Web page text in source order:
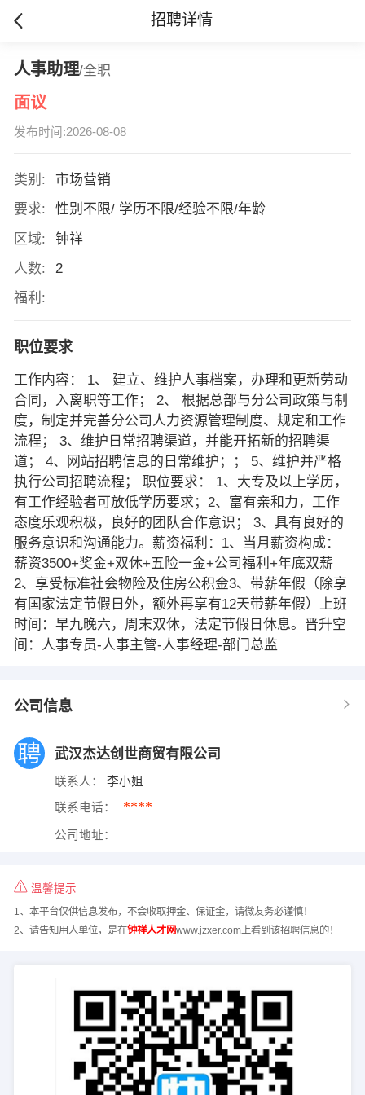
招聘详情
人事助理/全职
面议
发布时间:2026-08-08
类别:
市场营销
要求:
性别不限/ 学历不限/经验不限/年龄
区域:
钟祥
人数:
2
福利:
职位要求
工作内容： 1、 建立、维护人事档案，办理和更新劳动
合同，入离职等工作； 2、 根据总部与分公司政策与制
度，制定并完善分公司人力资源管理制度、规定和工作
流程； 3、维护日常招聘渠道，并能开拓新的招聘渠
道； 4、网站招聘信息的日常维护；； 5、维护并严格
执行公司招聘流程； 职位要求： 1、大专及以上学历，
有工作经验者可放低学历要求；2、富有亲和力，工作
态度乐观积极，良好的团队合作意识； 3、具有良好的
服务意识和沟通能力。薪资福利：1、当月薪资构成：
薪资3500+奖金+双休+五险一金+公司福利+年底双薪
2、享受标准社会物险及住房公积金3、带薪年假（除享
有国家法定节假日外，额外再享有12天带薪年假）上班
时间：早九晚六，周末双休，法定节假日休息。晋升空
间：人事专员-人事主管-人事经理-部门总监
公司信息
武汉杰达创世商贸有限公司
联系人： 李小姐
联系电话： ****
公司地址：
温馨提示
1、本平台仅供信息发布，不会收取押金、保证金，请微友务必谨慎！
2、请告知用人单位，是在钟祥人才网www.jzxer.com上看到该招聘信息的！